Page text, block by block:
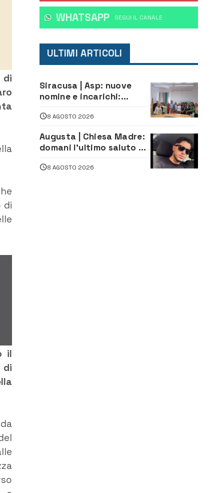
di
di
il
di
WHATSAPP ‎SEGUI IL CANALE
ULTIMI ARTICOLI
Siracusa | Asp: nuove
nomine e incarichi:
di Sanità pubblica,
Matteliano al Servizio
Legale
8 AGOSTO 2026
Augusta | Chiesa Madre:
domani l’ultimo saluto ad
morto in un incidente
8 AGOSTO 2026